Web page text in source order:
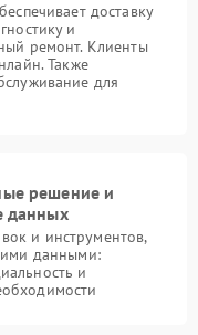
доставку
и
ремонт. Клиенты
Также
для
решение и
данных
и инструментов,
данными:
и